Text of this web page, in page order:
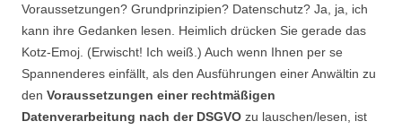
Voraussetzungen? Grundprinzipien? Datenschutz? Ja, ja, ich
kann ihre Gedanken lesen. Heimlich drücken Sie gerade das
Kotz-Emoj. (Erwischt! Ich weiß.) Auch wenn Ihnen per se
Spannenderes einfällt, als den Ausführungen einer Anwältin zu
den Voraussetzungen einer rechtmäßigen
Datenverarbeitung nach der DSGVO zu lauschen/lesen, ist